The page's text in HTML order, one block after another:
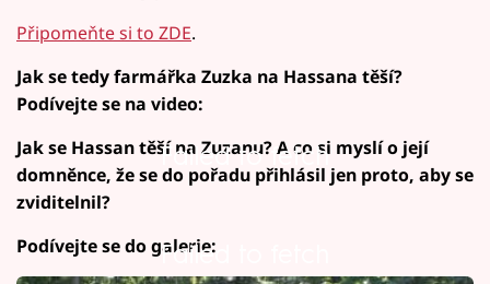
Připomeňte si to ZDE.
Jak se tedy farmářka Zuzka na Hassana těší?
Podívejte se na video:
Failed to fetch
Jak se Hassan těší na Zuzanu? A co si myslí o její
domněnce, že se do pořadu přihlásil jen proto, aby se
zviditelnil?
Failed to fetch
Podívejte se do galerie: